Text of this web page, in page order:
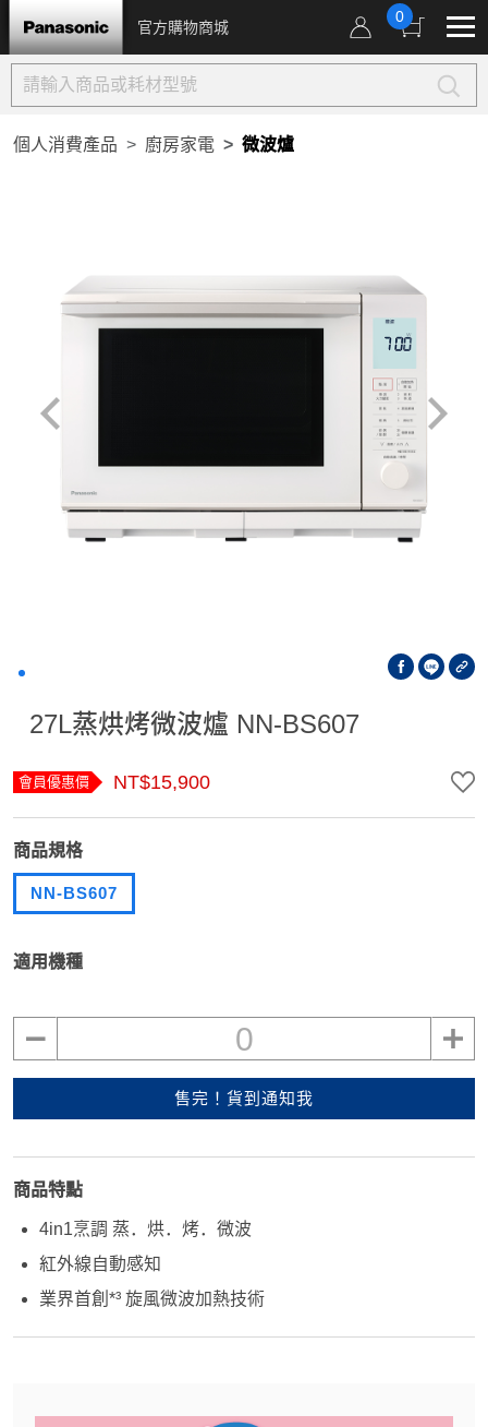
官方購物商城
0
個人消費產品 廚房家電 微波爐
27L蒸烘烤微波爐 NN-BS607
會員優惠價 NT$15,900
商品規格
NN-BS607
適用機種
0
售完！貨到通知我
商品特點
4in1烹調 蒸．烘．烤．微波
紅外線自動感知
業界首創*³ 旋風微波加熱技術